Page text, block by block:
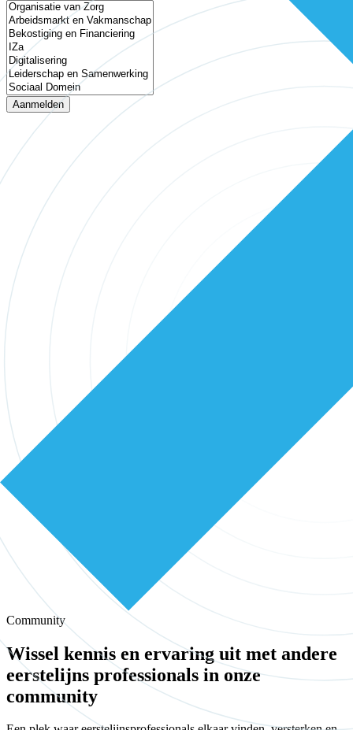
Aanmelden
Community
Wissel kennis en ervaring uit met andere
eerstelijns professionals in onze
community